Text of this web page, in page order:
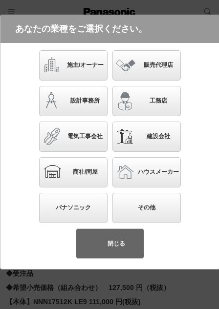
電気・建築設備（ビジネス）
フリーワード
品番・キーワード
かんたん照度計算
NNN17512K LE9
(別売セードNNN89991との組み合わ
せ)
天井吊下型 LED（温白色） ペンダント 乳白セード
タイプ・拡散タイプ コンパクト形蛍光灯FHT42形3灯器
具相当 LED 550形
（長寿命・省電力のLEDを主照明にした、高品
質、快適性、先進性を備えた商品群です。）※LEDを中心とする次世
◆受注品
◆希望小売価格（組み合わせ） 127,500 円（税抜）
【本体】NNN17512K LE9 111,000 円(税抜)
あなたの業種をご選択ください。
施主/オーナー 販売代理店
設計事務所 工務店
電気工事会社 建設会社
商社/問屋 ハウスメーカー
パナソニック その他
閉じる